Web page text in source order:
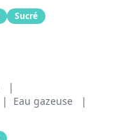
Sucré
|
| Eau gazeuse
|